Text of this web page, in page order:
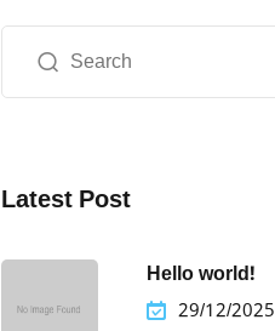
Latest Post
Hello world!
29/12/2025